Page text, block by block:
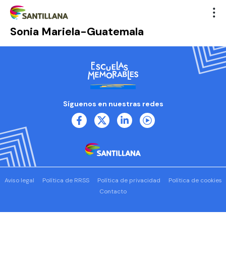
Sonia Mariela-Guatemala
Síguenos en nuestras redes
Aviso legal Política de RRSS Política de privacidad
Política de cookies
Contacto